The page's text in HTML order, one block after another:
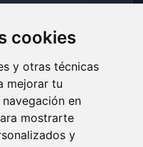
cookies
y otras técnicas
mejorar tu
en
mostrarte
y
ACEPTADOS